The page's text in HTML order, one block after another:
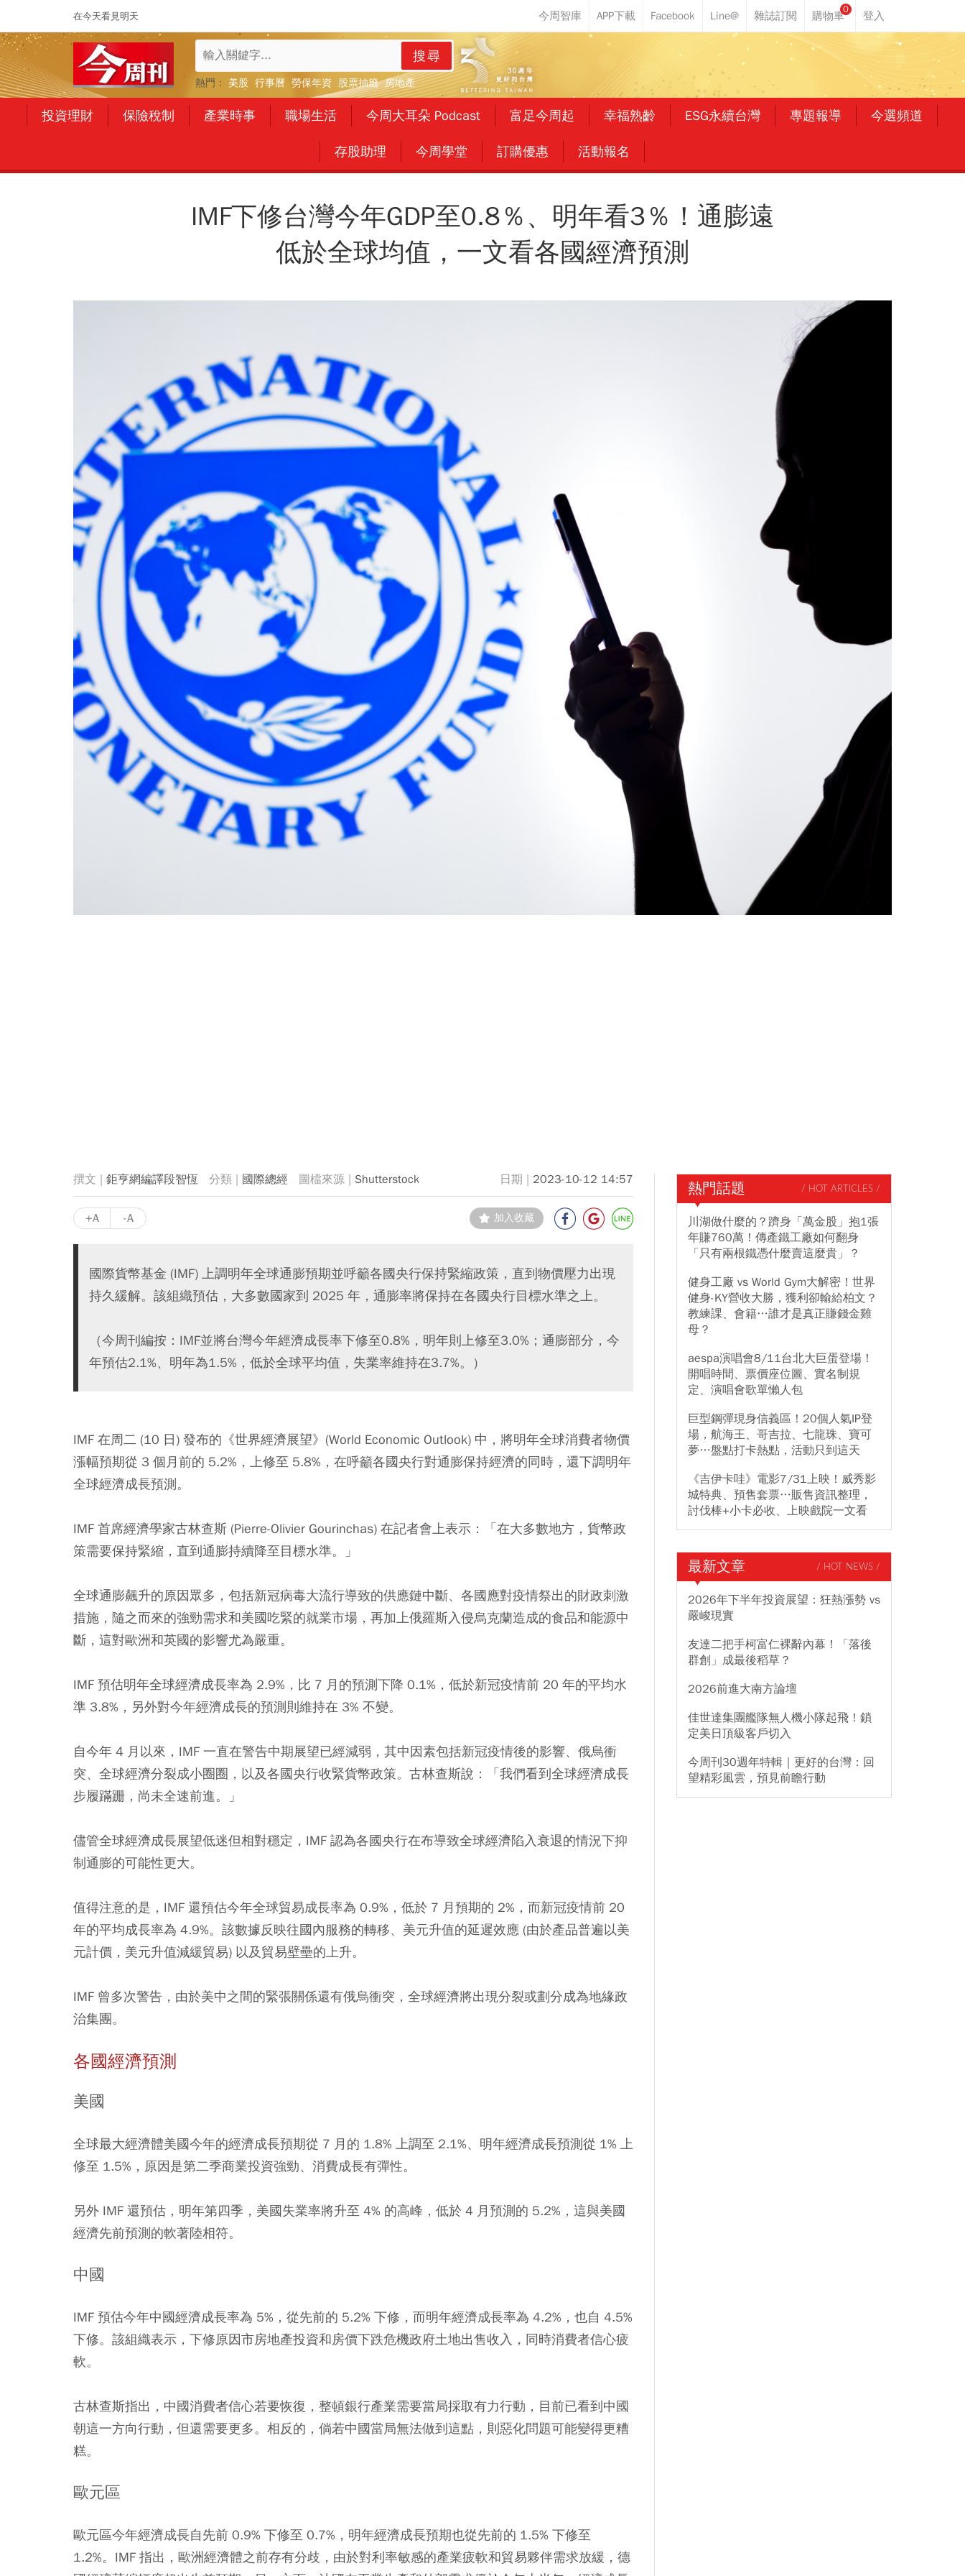
在今天看見明天
0
搜尋
熱門： 美股 行事曆 勞保年資 股票抽籤 房地產
投資理財 保險稅制 產業時事 職場生活 今周大耳朵 Podcast 富足今周起 幸福熟齡 ESG永續台灣 專題報導 今選頻道
存股助理 今周學堂 訂購優惠 活動報名
IMF下修台灣今年GDP至0.8％、明年看3％！通膨遠
低於全球均值，一文看各國經濟預測
鉅亨網編譯段智恆 國際總經 Shutterstock 2023-10-12 14:57
+A -A 加入收藏
國際貨幣基金 (IMF) 上調明年全球通膨預期並呼籲各國央行保持緊縮政策，直到物價壓力出現
持久緩解。該組織預估，大多數國家到 2025 年，通膨率將保持在各國央行目標水準之上。
（今周刊編按：IMF並將台灣今年經濟成長率下修至0.8%，明年則上修至3.0%；通膨部分，今
年預估2.1%、明年為1.5%，低於全球平均值，失業率維持在3.7%。）
IMF 在周二 (10 日) 發布的《世界經濟展望》(World Economic Outlook) 中，將明年全球消費者物價
漲幅預期從 3 個月前的 5.2%，上修至 5.8%，在呼籲各國央行對通膨保持經濟的同時，還下調明年
全球經濟成長預測。
IMF 首席經濟學家古林查斯 (Pierre-Olivier Gourinchas) 在記者會上表示：「在大多數地方，貨幣政
策需要保持緊縮，直到通膨持續降至目標水準。」
全球通膨飆升的原因眾多，包括新冠病毒大流行導致的供應鏈中斷、各國應對疫情祭出的財政刺激
措施，隨之而來的強勁需求和美國吃緊的就業市場，再加上俄羅斯入侵烏克蘭造成的食品和能源中
斷，這對歐洲和英國的影響尤為嚴重。
IMF 預估明年全球經濟成長率為 2.9%，比 7 月的預測下降 0.1%，低於新冠疫情前 20 年的平均水
準 3.8%，另外對今年經濟成長的預測則維持在 3% 不變。
自今年 4 月以來，IMF 一直在警告中期展望已經減弱，其中因素包括新冠疫情後的影響、俄烏衝
突、全球經濟分裂成小圈圈，以及各國央行收緊貨幣政策。古林查斯說：「我們看到全球經濟成長
步履蹣跚，尚未全速前進。」
儘管全球經濟成長展望低迷但相對穩定，IMF 認為各國央行在布導致全球經濟陷入衰退的情況下抑
制通膨的可能性更大。
值得注意的是，IMF 還預估今年全球貿易成長率為 0.9%，低於 7 月預期的 2%，而新冠疫情前 20
年的平均成長率為 4.9%。該數據反映往國內服務的轉移、美元升值的延遲效應 (由於產品普遍以美
元計價，美元升值減緩貿易) 以及貿易壁壘的上升。
IMF 曾多次警告，由於美中之間的緊張關係還有俄烏衝突，全球經濟將出現分裂或劃分成為地緣政
治集團。
各國經濟預測
美國
全球最大經濟體美國今年的經濟成長預期從 7 月的 1.8% 上調至 2.1%、明年經濟成長預測從 1% 上
修至 1.5%，原因是第二季商業投資強勁、消費成長有彈性。
另外 IMF 還預估，明年第四季，美國失業率將升至 4% 的高峰，低於 4 月預測的 5.2%，這與美國
經濟先前預測的軟著陸相符。
中國
IMF 預估今年中國經濟成長率為 5%，從先前的 5.2% 下修，而明年經濟成長率為 4.2%，也自 4.5%
下修。該組織表示，下修原因市房地產投資和房價下跌危機政府土地出售收入，同時消費者信心疲
軟。
古林查斯指出，中國消費者信心若要恢復，整頓銀行產業需要當局採取有力行動，目前已看到中國
朝這一方向行動，但還需要更多。相反的，倘若中國當局無法做到這點，則惡化問題可能變得更糟
糕。
歐元區
歐元區今年經濟成長自先前 0.9% 下修至 0.7%，明年經濟成長預期也從先前的 1.5% 下修至
1.2%。IMF 指出，歐洲經濟體之前存有分歧，由於對利率敏感的產業疲軟和貿易夥伴需求放緩，德
熱門話題 / HOT ARTICLES /
川湖做什麼的？躋身「萬金股」抱1張
年賺760萬！傳產鐵工廠如何翻身
「只有兩根鐵憑什麼賣這麼貴」？
健身工廠 vs World Gym大解密！世界
健身-KY營收大勝，獲利卻輸給柏文？
教練課、會籍…誰才是真正賺錢金雞
母？
aespa演唱會8/11台北大巨蛋登場！
開唱時間、票價座位圖、實名制規
定、演唱會歌單懶人包
巨型鋼彈現身信義區！20個人氣IP登
場，航海王、哥吉拉、七龍珠、寶可
夢…盤點打卡熱點，活動只到這天
《吉伊卡哇》電影7/31上映！威秀影
城特典、預售套票…販售資訊整理，
討伐棒+小卡必收、上映戲院一文看
最新文章 / HOT NEWS /
2026年下半年投資展望：狂熱漲勢 vs
嚴峻現實
友達二把手柯富仁裸辭內幕！「落後
群創」成最後稻草？
2026前進大南方論壇
佳世達集團艦隊無人機小隊起飛！鎖
定美日頂級客戶切入
今周刊30週年特輯｜更好的台灣：回
望精彩風雲，預見前瞻行動